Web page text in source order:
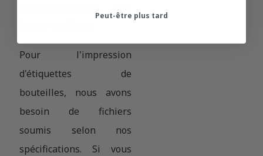
Pour l'impression
d'étiquettes de
bouteilles, nous avons
besoin de fichiers
soumis selon nos
spécifications. Si vous
Peut-être plus tard